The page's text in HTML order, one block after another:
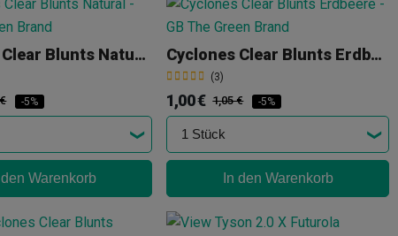
Cyclones Clear Blunts Natural
-5%
den Warenkorb
Cyclones Clear Blunts Erdbeere
(3)
1,00 € 1,05 € -5%
In den Warenkorb